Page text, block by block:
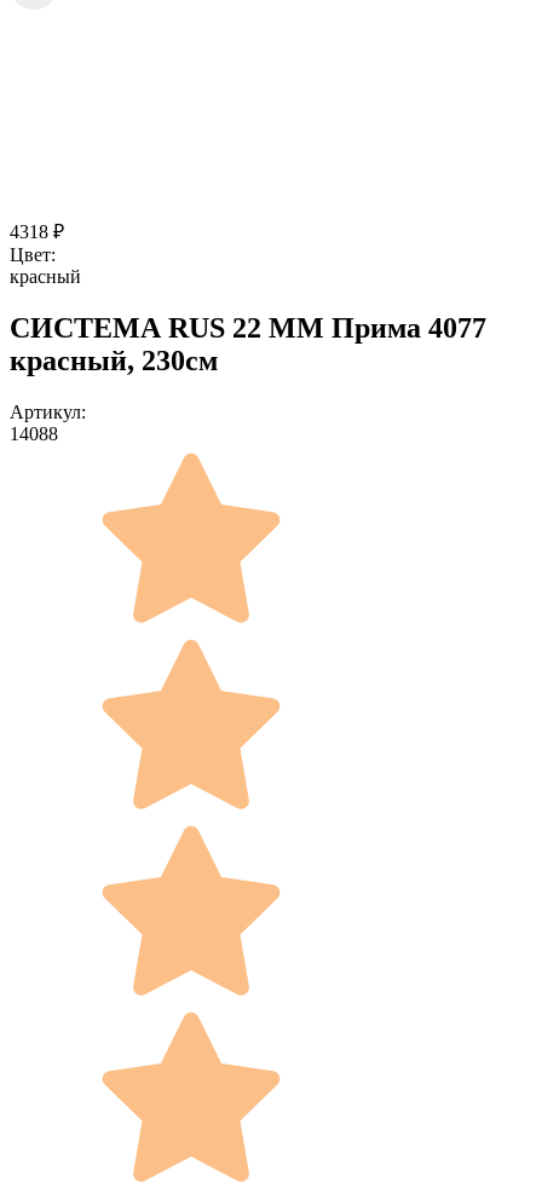
4318 ₽
Цвет:
красный
СИСТЕМА RUS 22 ММ Прима 4077
красный, 230см
Артикул:
14088